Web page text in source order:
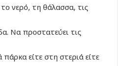
νερό, τη θάλασσα, τις
Να προστατεύει τις
πάρκα είτε στη στεριά είτε